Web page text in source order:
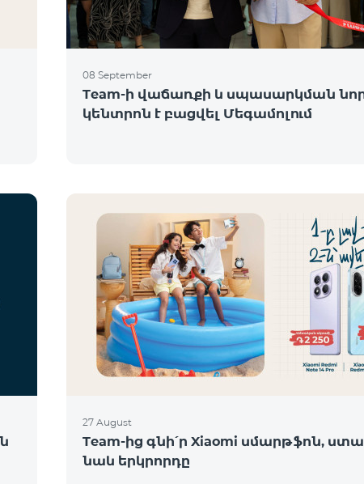
08 September
Team-ի վաճառքի և սպասարկման
կենտրոն է բացվել Մեգամոլում
27 August
Team-ից գնի՛ր Xiaomi սմարթֆոն,
նաև երկրորդը